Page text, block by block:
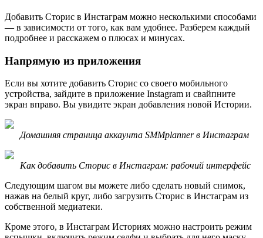
Добавить Сторис в Инстаграм можно несколькими способами
— в зависимости от того, как вам удобнее. Разберем каждый
подробнее и расскажем о плюсах и минусах.
Напрямую из приложения
Если вы хотите добавить Сторис со своего мобильного
устройства, зайдите в приложение Instagram и свайпните
экран вправо. Вы увидите экран добавления новой Истории.
Домашняя страница аккаунта SMMplanner в Инстаграм
Как добавить Сторис в Инстаграм: рабочий интерфейс
Следующим шагом вы можете либо сделать новый снимок,
нажав на белый круг, либо загрузить Сторис в Инстаграм из
собственной медиатеки.
Кроме этого, в Инстаграм Историях можно настроить режим